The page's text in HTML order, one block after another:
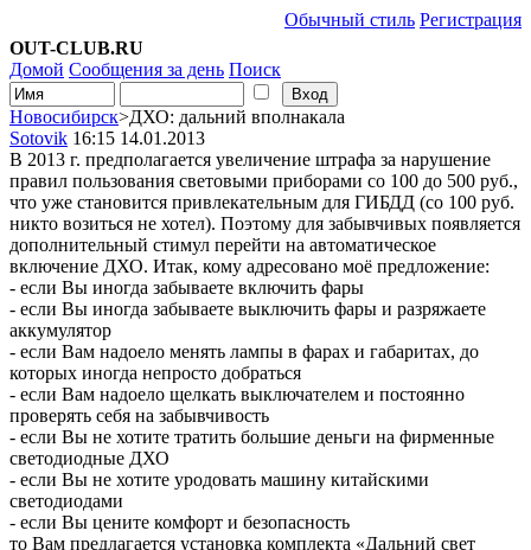
Обычный стиль Регистрация
OUT-CLUB.RU
Домой Сообщения за день Поиск
Новосибирск>ДХО: дальний вполнакала
Sotovik 16:15 14.01.2013
В 2013 г. предполагается увеличение штрафа за нарушение
правил пользования световыми приборами со 100 до 500 руб.,
что уже становится привлекательным для ГИБДД (со 100 руб.
никто возиться не хотел). Поэтому для забывчивых появляется
дополнительный стимул перейти на автоматическое
включение ДХО. Итак, кому адресовано моё предложение:
- если Вы иногда забываете включить фары
- если Вы иногда забываете выключить фары и разряжаете
аккумулятор
- если Вам надоело менять лампы в фарах и габаритах, до
которых иногда непросто добраться
- если Вам надоело щелкать выключателем и постоянно
проверять себя на забывчивость
- если Вы не хотите тратить большие деньги на фирменные
светодиодные ДХО
- если Вы не хотите уродовать машину китайскими
светодиодами
- если Вы цените комфорт и безопасность
то Вам предлагается установка комплекта «Дальний свет